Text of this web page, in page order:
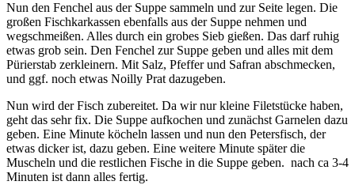
Nun den Fenchel aus der Suppe sammeln und zur Seite legen. Die
großen Fischkarkassen ebenfalls aus der Suppe nehmen und
wegschmeißen. Alles durch ein grobes Sieb gießen. Das darf ruhig
etwas grob sein. Den Fenchel zur Suppe geben und alles mit dem
Pürierstab zerkleinern. Mit Salz, Pfeffer und Safran abschmecken,
und ggf. noch etwas Noilly Prat dazugeben.
Nun wird der Fisch zubereitet. Da wir nur kleine Filetstücke haben,
geht das sehr fix. Die Suppe aufkochen und zunächst Garnelen dazu
geben. Eine Minute köcheln lassen und nun den Petersfisch, der
etwas dicker ist, dazu geben. Eine weitere Minute später die
Muscheln und die restlichen Fische in die Suppe geben. nach ca 3-4
Minuten ist dann alles fertig.